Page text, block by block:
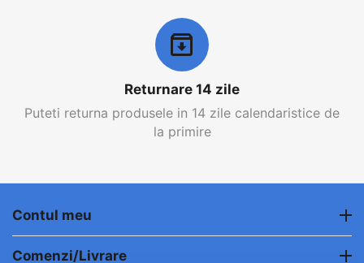
Returnare 14 zile
Puteti returna produsele in 14 zile calendaristice de
la primire
Contul meu
Comenzi/Livrare